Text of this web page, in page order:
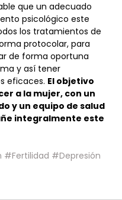
que un adecuado
psicológico este
los tratamientos de
protocolar, para
de forma oportuna
y así tener
eficaces. El objetivo
a la mujer, con un
y un equipo de salud
integralmente este
#Fertilidad #Depresión